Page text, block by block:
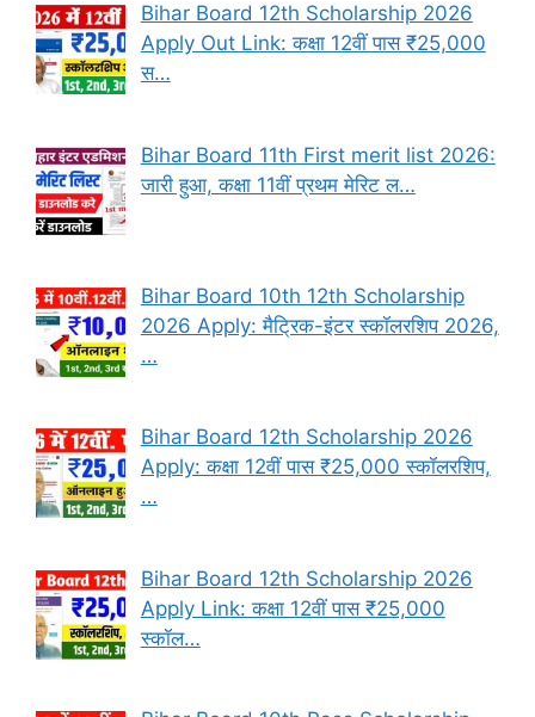
Bihar Board 12th Scholarship 2026
Apply Out Link: कक्षा 12वीं पास ₹25,000
स…
Bihar Board 11th First merit list 2026:
जारी हुआ, कक्षा 11वीं प्रथम मेरिट ल…
Bihar Board 10th 12th Scholarship
2026 Apply: मैट्रिक-इंटर स्कॉलरशिप 2026,
…
Bihar Board 12th Scholarship 2026
Apply: कक्षा 12वीं पास ₹25,000 स्कॉलरशिप,
…
Bihar Board 12th Scholarship 2026
Apply Link: कक्षा 12वीं पास ₹25,000
स्कॉल…